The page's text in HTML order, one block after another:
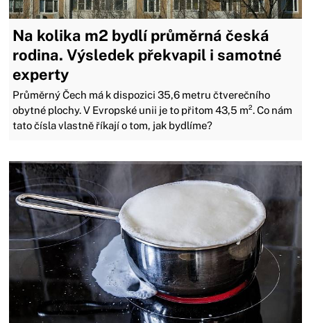
Na kolika m2 bydlí průměrná česká
rodina. Výsledek překvapil i samotné
experty
Průměrný Čech má k dispozici 35,6 metru čtverečního
obytné plochy. V Evropské unii je to přitom 43,5 m². Co nám
tato čísla vlastně říkají o tom, jak bydlíme?